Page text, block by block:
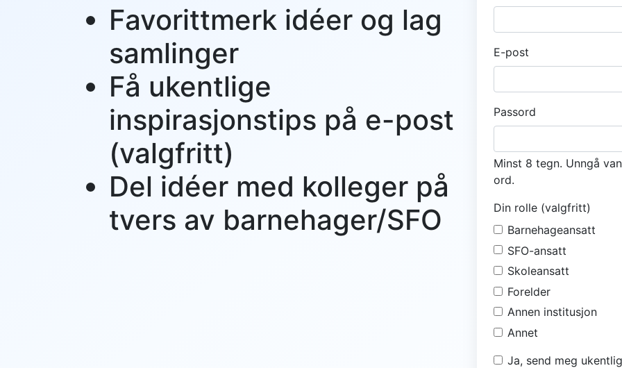
Favorittmerk idéer og lag
samlinger
Få ukentlige
inspirasjonstips på e-post
(valgfritt)
Del idéer med kolleger på
tvers av barnehager/SFO
E-post
Passord
Minst 8 tegn. Unngå
ord.
Din rolle (valgfritt)
Barnehageansatt
SFO-ansatt
Skoleansatt
Forelder
Annen institusjon
Annet
Ja, send meg